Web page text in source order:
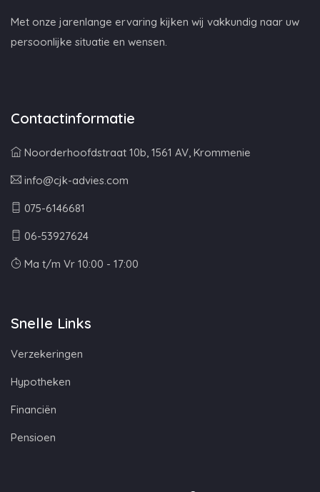
Met onze jarenlange ervaring kijken wij vakkundig naar uw
persoonlijke situatie en wensen.
Contactinformatie
Noorderhoofdstraat 10b, 1561 AV, Krommenie
info@cjk-advies.com
075-6146681
06-53927624
Ma t/m Vr 10:00 - 17:00
Snelle Links
Verzekeringen
Hypotheken
Financiën
Pensioen